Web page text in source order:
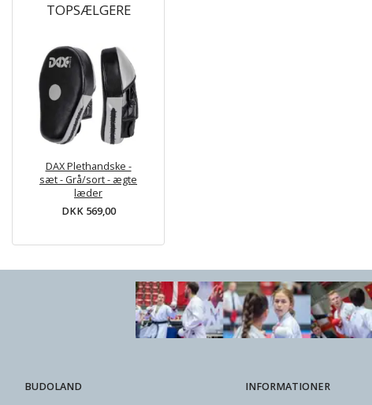
TOPSÆLGERE
DAX Plethandske -
sæt - Grå/sort - ægte
læder
DKK 569,00
BUDOLAND
INFORMATIONER